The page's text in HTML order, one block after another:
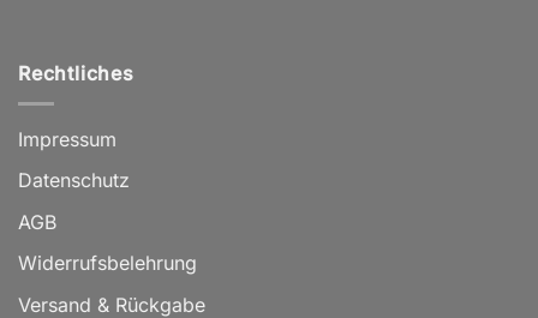
Rechtliches
Impressum
Datenschutz
AGB
Widerrufsbelehrung
Versand & Rückgabe